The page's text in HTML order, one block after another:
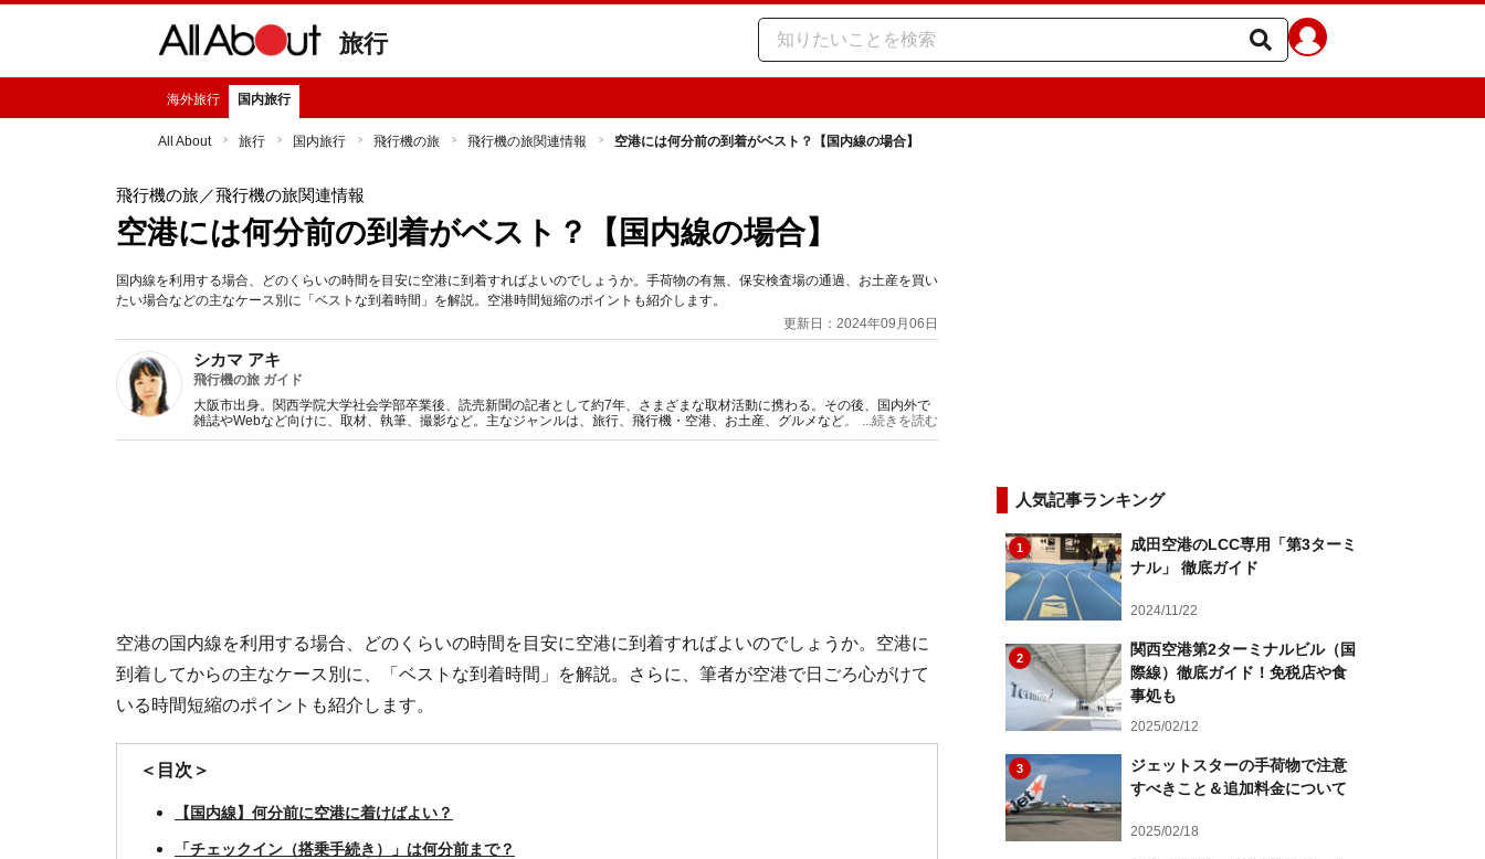
旅行
海外旅行 国内旅行
All About 旅行 国内旅行 飛行機の旅 飛行機の旅関連情報 空港には何分前の到着がベスト？【国内線の場合】
飛行機の旅 ／飛行機の旅関連情報
空港には何分前の到着がベスト？【国内線の場合】
国内線を利用する場合、どのくらいの時間を目安に空港に到着すればよいのでしょうか。手荷物の有無、保安検査場の通過、お土産を買い
たい場合などの主なケース別に「ベストな到着時間」を解説。空港時間短縮のポイントも紹介します。
更新日：2024年09月06日
シカマ アキ
飛行機の旅 ガイド
大阪市出身。関西学院大学社会学部卒業後、読売新聞の記者として約7年、さまざまな取材活動に携わる。その後、国内外で
雑誌やWebなど向けに、取材、執筆、撮影など。主なジャンルは、旅行、飛行機・空港、お土産、グルメなど。ニコンカレッ
ジ講師をはじめ、空港や旅行会社などでのセミナーで講演活動も。
...続きを読む
空港の国内線を利用する場合、どのくらいの時間を目安に空港に到着すればよいのでしょうか。空港に
到着してからの主なケース別に、「ベストな到着時間」を解説。さらに、筆者が空港で日ごろ心がけて
いる時間短縮のポイントも紹介します。
＜目次＞
【国内線】何分前に空港に着けばよい？
「チェックイン（搭乗手続き）」は何分前まで？
人気記事ランキング
1
成田空港のLCC専用「第3ターミ
ナル」 徹底ガイド
2024/11/22
2
関西空港第2ターミナルビル（国
際線）徹底ガイド！免税店や食
事処も
2025/02/12
3
ジェットスターの手荷物で注意
すべきこと＆追加料金について
2025/02/18